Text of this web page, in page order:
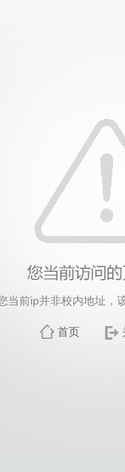
当前ip并非校内地址，
首页